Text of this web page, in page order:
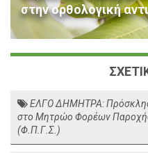
στην ορθολογική
ΕΛΓΟ ΔΗΜΗΤΡΑ:
στο Μητρώο Φορέων
(Φ.Π.Γ.Σ.)